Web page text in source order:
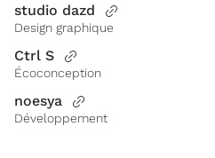
studio dazd
Design graphique
Ctrl S
Écoconception
noesya
Développement